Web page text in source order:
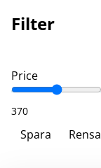
Filter
Price
370
Spara Rensa